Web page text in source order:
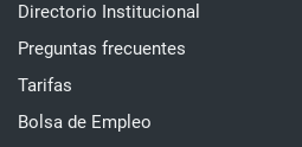
Directorio Institucional
Preguntas frecuentes
Tarifas
Bolsa de Empleo